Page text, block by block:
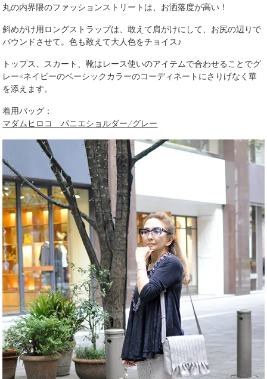
丸の内界隈のファッションストリートは、お洒落度が高い！
斜めがけ用ロングストラップは、敢えて肩がけにして、お尻の辺りで
バウンドさせて。色も敢えて大人色をチョイス♪
トップス、スカート、靴はレース使いのアイテムで合わせることでグ
レー×ネイビーのベーシックカラーのコーディネートにさりげなく華
を添えます。
着用バッグ：
マダムヒロコ パニエショルダー/グレー